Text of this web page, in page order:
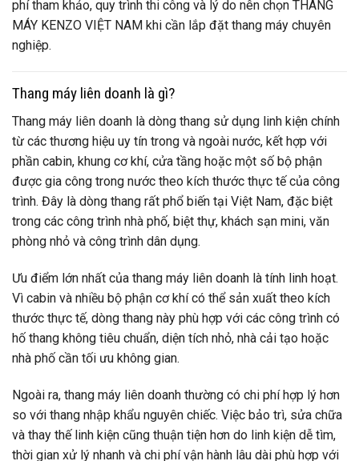
phí tham khảo, quy trình thi công và lý do nên chọn THANG
MÁY KENZO VIỆT NAM khi cần lắp đặt thang máy chuyên
nghiệp.
Thang máy liên doanh là gì?
Thang máy liên doanh là dòng thang sử dụng linh kiện chính
từ các thương hiệu uy tín trong và ngoài nước, kết hợp với
phần cabin, khung cơ khí, cửa tầng hoặc một số bộ phận
được gia công trong nước theo kích thước thực tế của công
trình. Đây là dòng thang rất phổ biến tại Việt Nam, đặc biệt
trong các công trình nhà phố, biệt thự, khách sạn mini, văn
phòng nhỏ và công trình dân dụng.
Ưu điểm lớn nhất của thang máy liên doanh là tính linh hoạt.
Vì cabin và nhiều bộ phận cơ khí có thể sản xuất theo kích
thước thực tế, dòng thang này phù hợp với các công trình có
hố thang không tiêu chuẩn, diện tích nhỏ, nhà cải tạo hoặc
nhà phố cần tối ưu không gian.
Ngoài ra, thang máy liên doanh thường có chi phí hợp lý hơn
so với thang nhập khẩu nguyên chiếc. Việc bảo trì, sửa chữa
và thay thế linh kiện cũng thuận tiện hơn do linh kiện dễ tìm,
thời gian xử lý nhanh và chi phí vận hành lâu dài phù hợp với